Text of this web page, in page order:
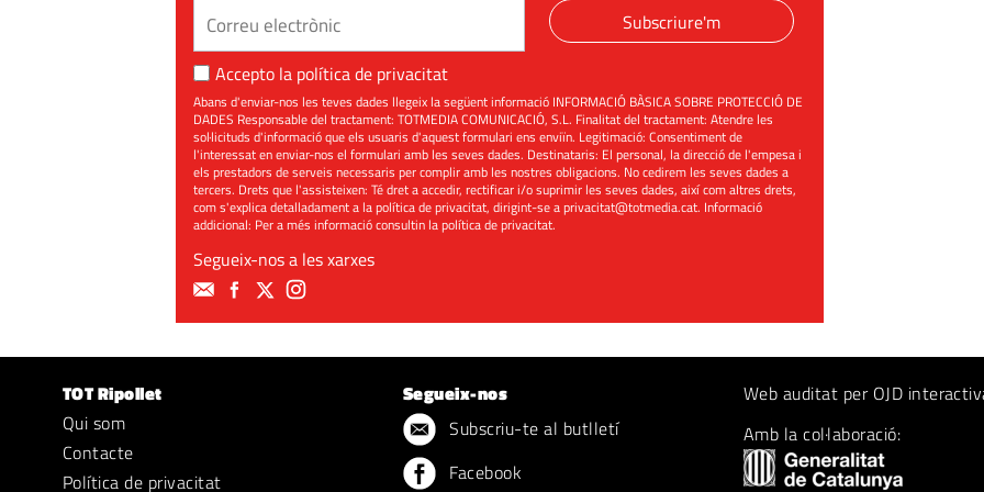
Subscriure'm
Accepto la política de privacitat
Abans d'enviar-nos les teves dades llegeix la següent informació INFORMACIÓ BÀSICA SOBRE PROTECCIÓ DE
DADES Responsable del tractament: TOTMEDIA COMUNICACIÓ, S.L. Finalitat del tractament: Atendre les
sol·licituds d'informació que els usuaris d'aquest formulari ens enviïn. Legitimació: Consentiment de
l'interessat en enviar-nos el formulari amb les seves dades. Destinataris: El personal, la direcció de l'empesa i
els prestadors de serveis necessaris per complir amb les nostres obligacions. No cedirem les seves dades a
tercers. Drets que l'assisteixen: Té dret a accedir, rectificar i/o suprimir les seves dades, així com altres drets,
com s'explica detalladament a la política de privacitat, dirigint-se aprivacitat@totmedia.cat. Informació
addicional: Per a més informació consultin lapolítica de privacitat.
Segueix-nos a les xarxes
TOT Ripollet
Qui som
Contacte
Política de privacitat
Segueix-nos
Subscriu-te al butlletí
Facebook
Web auditat per OJD
Amb la col·laboració: